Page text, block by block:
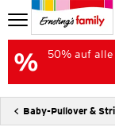
50% auf
Baby-Pullover &